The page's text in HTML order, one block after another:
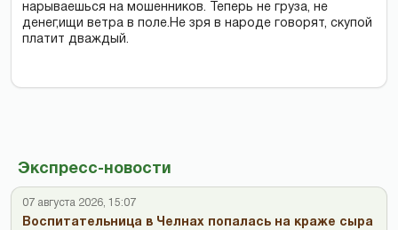
Экспресс-новости
07 августа 2026, 15:07
Воспитательница в Челнах попалась на краже сыра
нарываешься на мошенников. Теперь не груза, не
денег,ищи ветра в поле.Не зря в народе говорят, скупой
платит дваждый.